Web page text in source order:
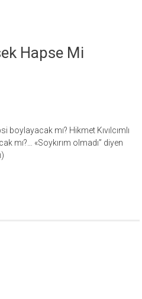
Hapse Mi
boylaya­cak mı? Hikmet Kıvılcımlı
mı?… «Soykırım olmadı” diyen